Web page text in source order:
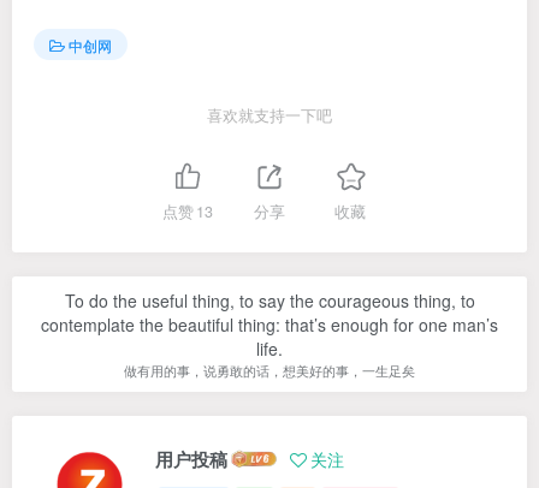
中创网
喜欢就支持一下吧
点赞13 分享 收藏
To do the useful thing, to say the courageous thing, to
contemplate the beautiful thing: that’s enough for one man’s
life.
做有用的事，说勇敢的话，想美好的事，一生足矣
用户投稿 关注